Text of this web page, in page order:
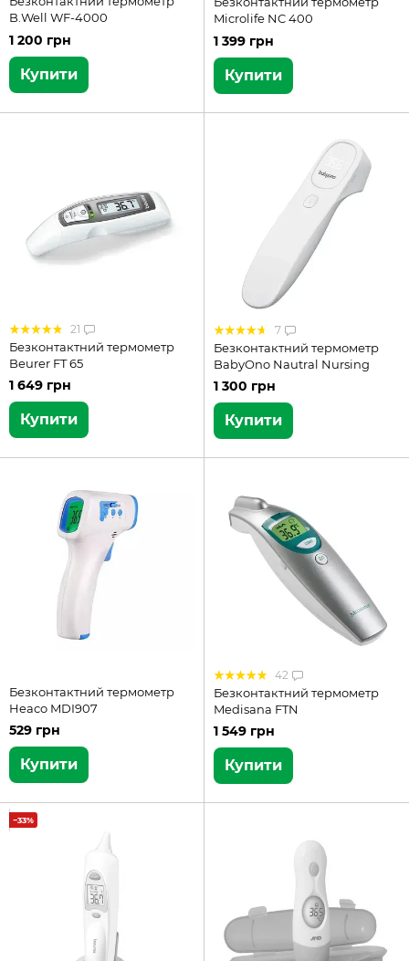
B.Well WF-4000
1 200 грн
Купити
Microlife NC 400
1 399 грн
Купити
21
Безконтактний термометр
Beurer FT 65
1 649 грн
Купити
7
Безконтактний термометр
BabyOno Nautral Nursing
1 300 грн
Купити
Безконтактний термометр
Heaco MDI907
529 грн
Купити
42
Безконтактний термометр
Medisana FTN
1 549 грн
Купити
−33%